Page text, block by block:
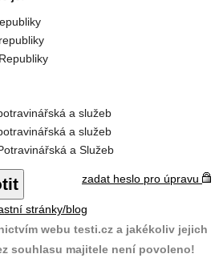
a služeb
a služeb
a Služeb
zadat heslo pro úpravu
stránky/blog
webu testi.cz a jakékoliv jejich
souhlasu majitele není povoleno!